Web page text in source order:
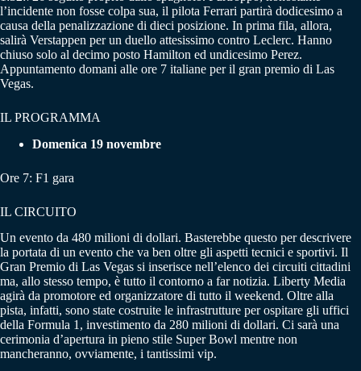
l’incidente non fosse colpa sua, il pilota Ferrari partirà dodicesimo a
causa della penalizzazione di dieci posizione. In prima fila, allora,
salirà Verstappen per un duello attesissimo contro Leclerc. Hanno
chiuso solo al decimo posto Hamilton ed undicesimo Perez.
Appuntamento domani alle ore 7 italiane per il gran premio di Las
Vegas.
IL PROGRAMMA
Domenica 19 novembre
Ore 7: F1 gara
IL CIRCUITO
Un evento da 480 milioni di dollari. Basterebbe questo per descrivere
la portata di un evento che va ben oltre gli aspetti tecnici e sportivi. Il
Gran Premio di Las Vegas si inserisce nell’elenco dei circuiti cittadini
ma, allo stesso tempo, è tutto il contorno a far notizia. Liberty Media
agirà da promotore ed organizzatore di tutto il weekend. Oltre alla
pista, infatti, sono state costruite le infrastrutture per ospitare gli uffici
della Formula 1, investimento da 280 milioni di dollari. Ci sarà una
cerimonia d’apertura in pieno stile Super Bowl mentre non
mancheranno, ovviamente, i tantissimi vip.